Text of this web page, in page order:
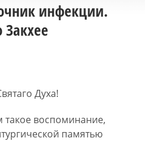
инфекции.
Духа!
воспоминание,
памятью